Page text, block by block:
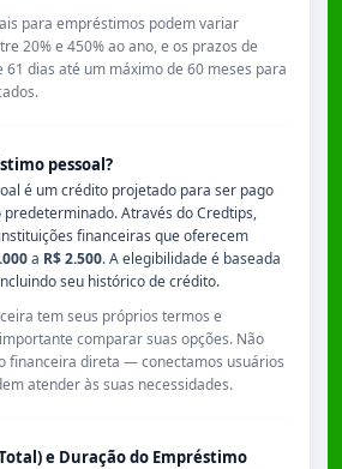
para empréstimos podem variar
20% e 450% ao ano, e os prazos de
61 dias até um máximo de 60 meses para
pessoal?
é um crédito projetado para ser pago
Através do Credtips,
financeiras que oferecem
a R$ 2.500. A elegibilidade é baseada
seu histórico de crédito.
tem seus próprios termos e
comparar suas opções. Não
financeira direta — conectamos usuários
atender às suas necessidades.
e Duração do Empréstimo